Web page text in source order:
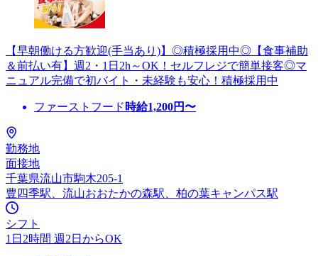
【早朝働ける方歓迎(手当あり)】◎積極採用中◎【食事補助
＆前払い有】週2・1日2h～OK！セルフレジで簡単接客◎マ
ニュアル完備で初バイト・未経験も安心！積極採用中
ファーストフード 時給1,200円〜
勤務地
面接地
千葉県流山市駒木205-1
豊四季駅、流山おおたかの森駅、柏の葉キャンパス駅
シフト
1日2時間 週2日からOK